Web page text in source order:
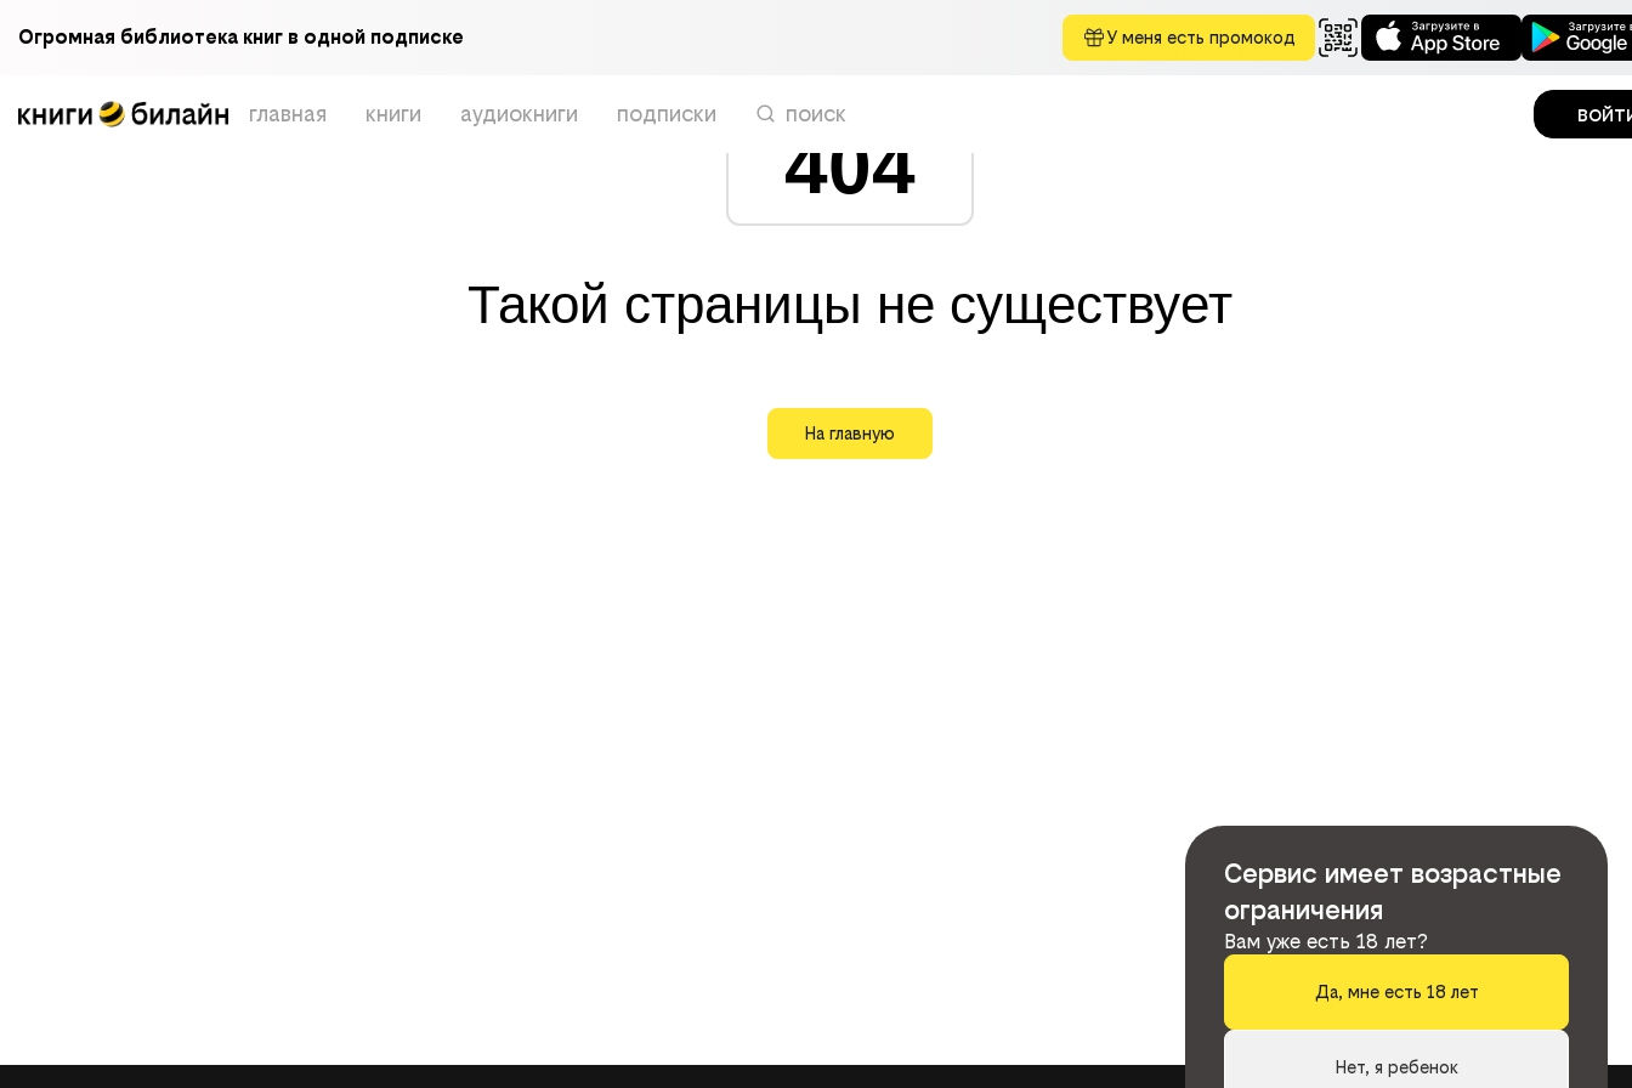
Огромная библиотека книг в одной подписке У меня есть промокод
главная книги аудиокниги подписки поиск
404
Такой страницы не существует
На главную
Сервис имеет возрастные
ограничения
Вам уже есть 18 лет?
Да, мне есть 18 лет
Нет, я ребенок